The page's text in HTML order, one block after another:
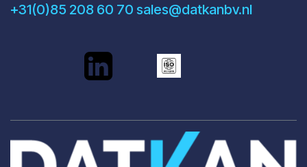
+31(0)85 208 60 70 sales@datkanbv.nl